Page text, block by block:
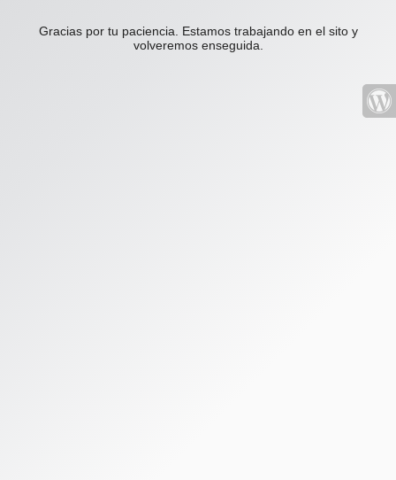
Gracias por tu paciencia. Estamos trabajando en el sito y
volveremos enseguida.